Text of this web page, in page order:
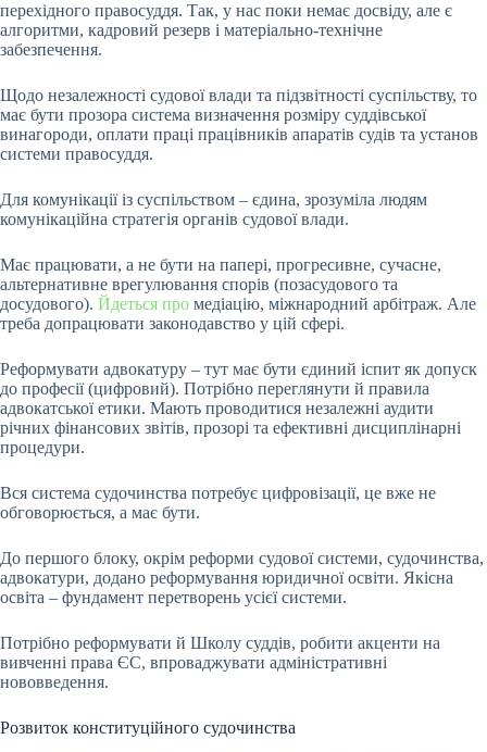
перехідного правосуддя. Так, у нас поки немає досвіду, але є
алгоритми, кадровий резерв і матеріально-технічне
забезпечення.
Щодо незалежності судової влади та підзвітності суспільству, то
має бути прозора система визначення розміру суддівської
винагороди, оплати праці працівників апаратів судів та установ
системи правосуддя.
Для комунікації із суспільством – єдина, зрозуміла людям
комунікаційна стратегія органів судової влади.
Має працювати, а не бути на папері, прогресивне, сучасне,
альтернативне врегулювання спорів (позасудового та
досудового). Йдеться про медіацію, міжнародний арбітраж. Але
треба допрацювати законодавство у цій сфері.
Реформувати адвокатуру – тут має бути єдиний іспит як допуск
до професії (цифровий). Потрібно переглянути й правила
адвокатської етики. Мають проводитися незалежні аудити
річних фінансових звітів, прозорі та ефективні дисциплінарні
процедури.
Вся система судочинства потребує цифровізації, це вже не
обговорюється, а має бути.
До першого блоку, окрім реформи судової системи, судочинства,
адвокатури, додано реформування юридичної освіти. Якісна
освіта – фундамент перетворень усієї системи.
Потрібно реформувати й Школу суддів, робити акценти на
вивченні права ЄС, впроваджувати адміністративні
нововведення.
Розвиток конституційного судочинства